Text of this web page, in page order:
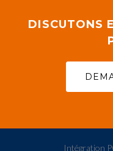
DISCUTONS
Intégration